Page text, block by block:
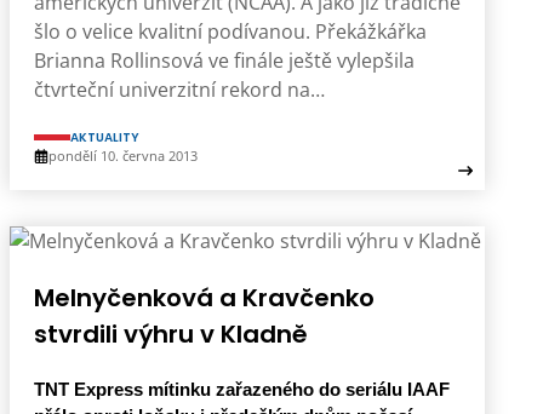
šlo o velice kvalitní podívanou. Překážkářka
Brianna Rollinsová ve finále ještě vylepšila
čtvrteční univerzitní rekord na…
AKTUALITY
pondělí 10. června 2013
Melnyčenková a Kravčenko
stvrdili výhru v Kladně
TNT Express mítinku zařazeného do seriálu IAAF